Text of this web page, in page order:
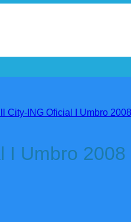
Umbro 2008